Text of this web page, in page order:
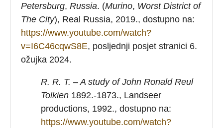
Petersburg,Russia. (Murino, Worst District of
The City), Real Russia, 2019., dostupno na:
https://www.youtube.com/watch?
v=I6C46cqwS8E, posljednji posjet stranici 6.
ožujka 2024.
R. R. T. –A study of John Ronald Reul
Tolkien 1892.-1873., Landseer
productions, 1992., dostupno na:
https://www.youtube.com/watch?